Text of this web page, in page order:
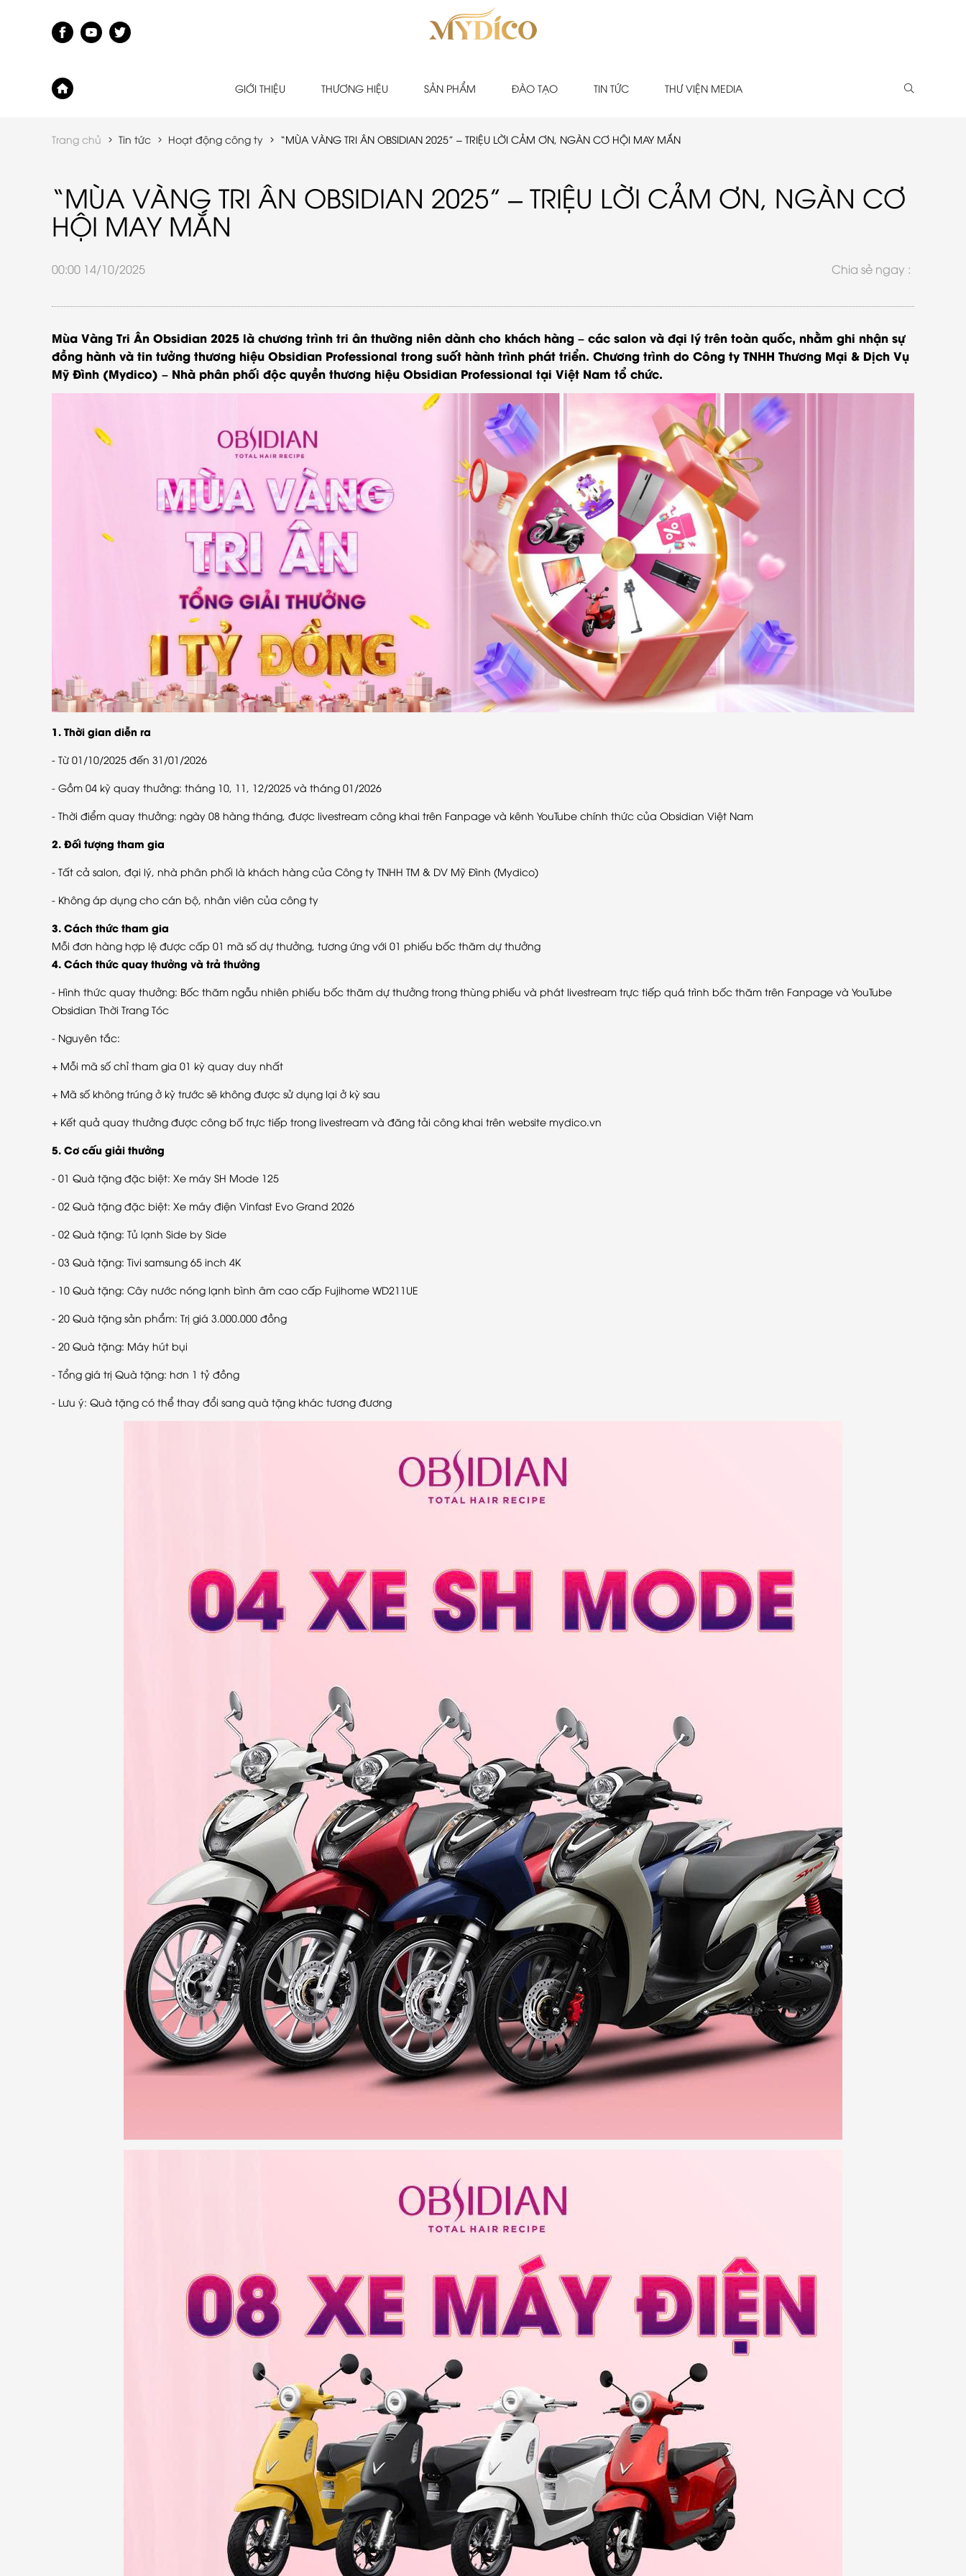
GIỚI THIỆU THƯƠNG HIỆU SẢN PHẨM ĐÀO TẠO TIN TỨC THƯ VIỆN MEDIA
Trang chủ Tin tức Hoạt động công ty “MÙA VÀNG TRI ÂN OBSIDIAN 2025” – TRIỆU LỜI CẢM ƠN, NGÀN CƠ HỘI MAY MẮN
“MÙA VÀNG TRI ÂN OBSIDIAN 2025” – TRIỆU LỜI CẢM ƠN, NGÀN CƠ
HỘI MAY MẮN
00:00 14/10/2025 Chia sẻ ngay :
Mùa Vàng Tri Ân Obsidian 2025 là chương trình tri ân thường niên dành cho khách hàng – các salon và đại lý trên toàn quốc, nhằm ghi nhận sự
đồng hành và tin tưởng thương hiệu Obsidian Professional trong suốt hành trình phát triển. Chương trình do Công ty TNHH Thương Mại & Dịch Vụ
Mỹ Đình (Mydico) – Nhà phân phối độc quyền thương hiệu Obsidian Professional tại Việt Nam tổ chức.
1. Thời gian diễn ra
- Từ 01/10/2025 đến 31/01/2026
- Gồm 04 kỳ quay thưởng: tháng 10, 11, 12/2025 và tháng 01/2026
- Thời điểm quay thưởng: ngày 08 hàng tháng, được livestream công khai trên Fanpage và kênh YouTube chính thức của Obsidian Việt Nam
2. Đối tượng tham gia
- Tất cả salon, đại lý, nhà phân phối là khách hàng của Công ty TNHH TM & DV Mỹ Đình (Mydico)
- Không áp dụng cho cán bộ, nhân viên của công ty
3. Cách thức tham gia
Mỗi đơn hàng hợp lệ được cấp 01 mã số dự thưởng, tương ứng với 01 phiếu bốc thăm dự thưởng
4. Cách thức quay thưởng và trả thưởng
- Hình thức quay thưởng: Bốc thăm ngẫu nhiên phiếu bốc thăm dự thưởng trong thùng phiếu và phát livestream trực tiếp quá trình bốc thăm trên Fanpage và YouTube
Obsidian Thời Trang Tóc
- Nguyên tắc:
+ Mỗi mã số chỉ tham gia 01 kỳ quay duy nhất
+ Mã số không trúng ở kỳ trước sẽ không được sử dụng lại ở kỳ sau
+ Kết quả quay thưởng được công bố trực tiếp trong livestream và đăng tải công khai trên website mydico.vn
5. Cơ cấu giải thưởng
- 01 Quà tặng đặc biệt: Xe máy SH Mode 125
- 02 Quà tặng đặc biệt: Xe máy điện Vinfast Evo Grand 2026
- 02 Quà tặng: Tủ lạnh Side by Side
- 03 Quà tặng: Tivi samsung 65 inch 4K
- 10 Quà tặng: Cây nước nóng lạnh bình âm cao cấp Fujihome WD211UE
- 20 Quà tặng sản phẩm: Trị giá 3.000.000 đồng
- 20 Quà tặng: Máy hút bụi
- Tổng giá trị Quà tặng: hơn 1 tỷ đồng
- Lưu ý: Quà tặng có thể thay đổi sang quà tặng khác tương đương